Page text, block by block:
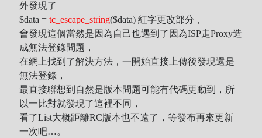
Music
NEWS
ORICON
Other
Photo
Tool
Uncategorized
ZARD
外發現了
$data =tc_escape_string($data) 紅字更改部分，
會發現這個當然是因為自己也遇到了因為ISP走Proxy造
成無法登錄問題，
在網上找到了解決方法，一開始直接上傳後發現還是
無法登錄，
最直接聯想到自然是版本問題可能有代碼更動到，所
以一比對就發現了這裡不同，
看了List大概距離RC版本也不遠了，等發布再來更新
一次吧…。